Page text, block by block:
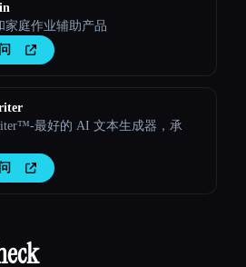
家庭作业辅助产品
最好的 AI 文本生成器，承